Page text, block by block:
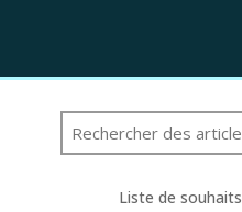
Liste de souhaits